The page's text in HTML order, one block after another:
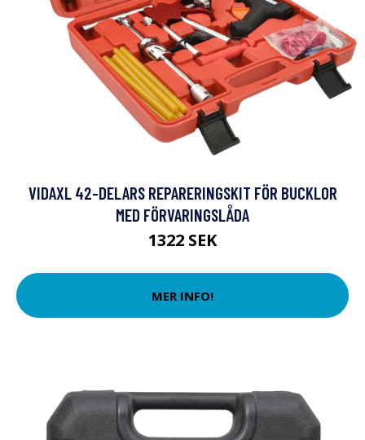
VIDAXL 42-DELARS REPARERINGSKIT FÖR BUCKLOR
MED FÖRVARINGSLÅDA
1322 SEK
MER INFO!